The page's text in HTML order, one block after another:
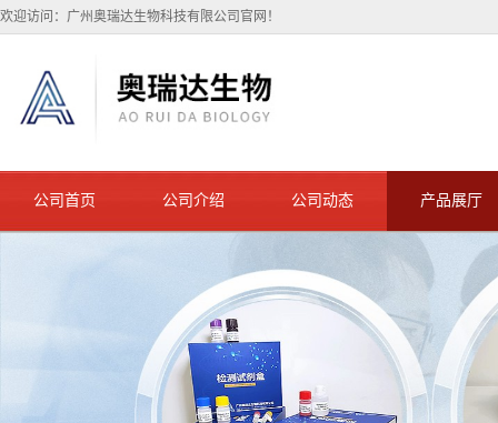
欢迎访问：广州奥瑞达生物科技有限公司官网！
公司首页 公司介绍 公司动态 产品展厅